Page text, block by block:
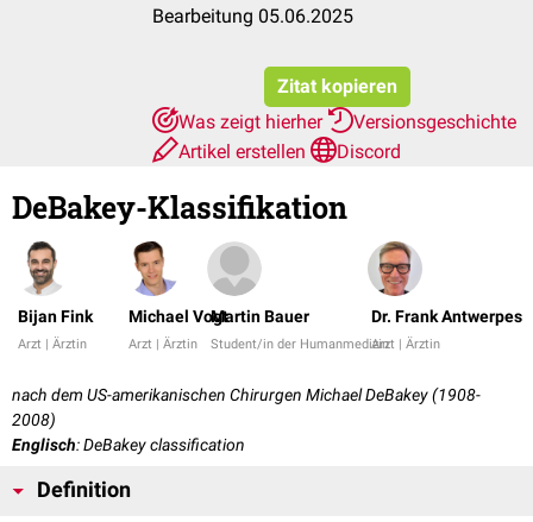
Bearbeitung 05.06.2025
Zitat kopieren
Was zeigt hierher
Versionsgeschichte
Artikel erstellen
Discord
DeBakey-Klassifikation
Bijan Fink
Arzt | Ärztin
Michael Vogt
Arzt | Ärztin
Martin Bauer
Student/in der Humanmedizin
Dr. Frank Antwerpes
Arzt | Ärztin
nach dem US-amerikanischen Chirurgen Michael DeBakey (1908-
2008)
Englisch: DeBakey classification
Definition